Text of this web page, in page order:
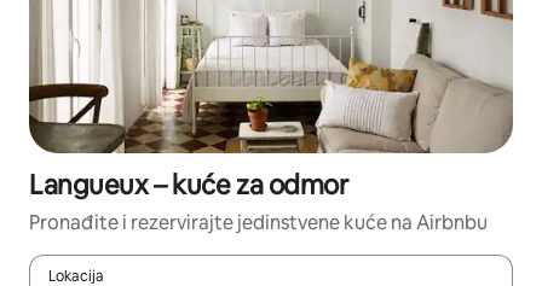
Langueux – kuće za odmor
Pronađite i rezervirajte jedinstvene kuće na Airbnbu
Lokacija